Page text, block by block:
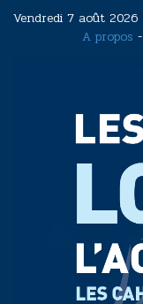
Vendredi 7 août 2026
A propos -